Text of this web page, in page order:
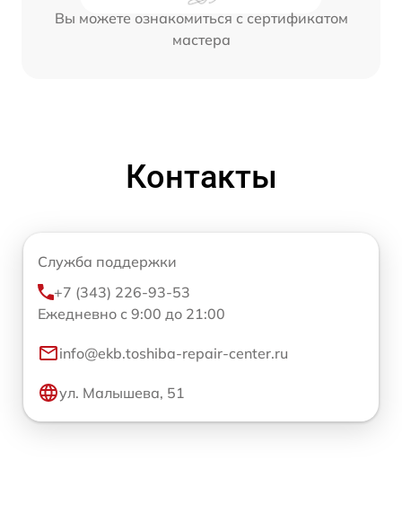
Вы можете ознакомиться с сертификатом
мастера
Контакты
Служба поддержки
+7 (343) 226-93-53
Ежедневно с 9:00 до 21:00
info@ekb.toshiba-repair-center.ru
ул. Малышева, 51